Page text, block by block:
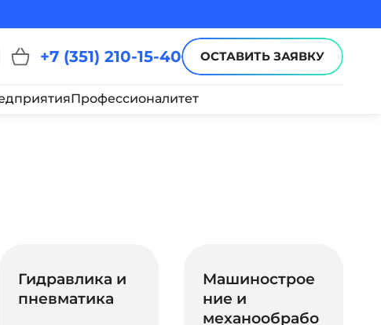
+7 (351) 210-15-40 ОСТАВИТЬ ЗАЯВКУ
Профессионалитет
Гидравлика и
пневматика
Машинострое
ние и
механообрабо